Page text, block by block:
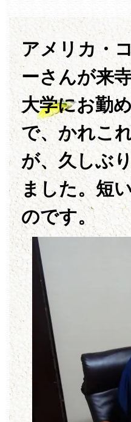
アメリカ・
ーさんが来
大学にお勤
で、かれこ
が、久しぶ
ました。短
のです。